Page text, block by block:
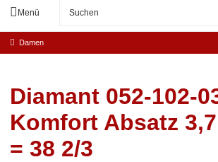
Menü
Damen
Diamant 052-102-
Komfort Absatz
= 38 2/3